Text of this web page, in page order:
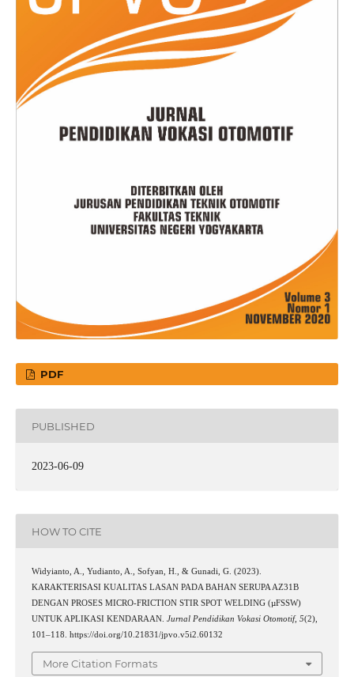
PDF
PUBLISHED
2023-06-09
HOW TO CITE
Widyianto, A., Yudianto, A., Sofyan, H., & Gunadi, G. (2023).
KARAKTERISASI KUALITAS LASAN PADA BAHAN SERUPA AZ31B
DENGAN PROSES MICRO-FRICTION STIR SPOT WELDING (µFSSW)
UNTUK APLIKASI KENDARAAN. Jurnal Pendidikan Vokasi Otomotif, 5(2),
101–118. https://doi.org/10.21831/jpvo.v5i2.60132
More Citation Formats